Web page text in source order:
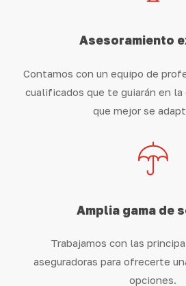
Asesoramiento
Contamos con un equipo de
cualificados que te guiarán en
que mejor se
Amplia gama de
Trabajamos con las
aseguradoras para ofrecerte
opciones.